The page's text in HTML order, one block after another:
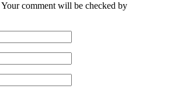
comment will be checked by